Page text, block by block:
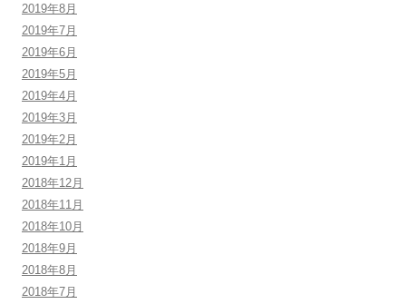
2019年8月
2019年7月
2019年6月
2019年5月
2019年4月
2019年3月
2019年2月
2019年1月
2018年12月
2018年11月
2018年10月
2018年9月
2018年8月
2018年7月